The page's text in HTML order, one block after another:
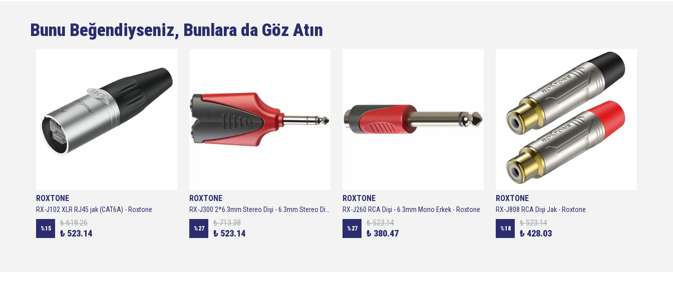
Bunu Beğendiyseniz, Bunlara da Göz Atın
ROXTONE
RX-J102 XLR RJ45 jak (CAT6A) - Roxtone
%15
₺ 618.26
₺ 523.14
ROXTONE
RX-J300 2*6.3mm Stereo Dişi - 6.3mm Stereo Dişi - Roxtone
%27
₺ 713.38
₺ 523.14
ROXTONE
RX-J260 RCA Dişi - 6.3mm Mono Erkek - Roxtone
%27
₺ 523.14
₺ 380.47
ROXTONE
RX-J808 RCA Dişi Jak - Roxtone
%18
₺ 523.14
₺ 428.03